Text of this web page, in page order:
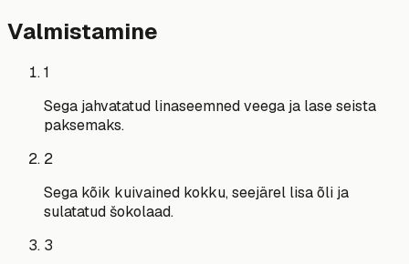
Valmistamine
1
Sega jahvatatud linaseemned veega ja lase seista
paksemaks.
2
Sega kõik kuivained kokku, seejärel lisa õli ja
sulatatud šokolaad.
3